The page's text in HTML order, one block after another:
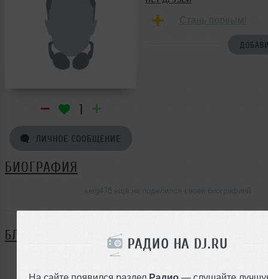
РАДИО НА DJ.RU
На сайте появился раздел Радио — слушайте
1
ЛИЧНОЕ СООБЩЕНИЕ
БИОГРАФИЯ
БЛОГ